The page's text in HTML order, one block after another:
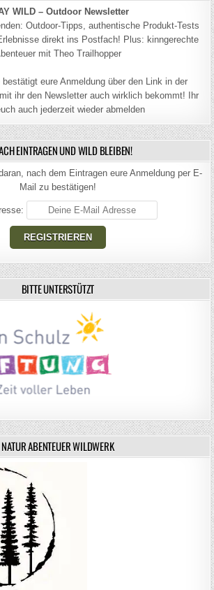
WILD – Outdoor Newsletter
Outdoor-Tipps, authentische Produkt-Tests
direkt ins Postfach! Plus: kinngerechte
mit Theo Trailhopper
bestätigt eure Anmeldung über den Link in der
ihr den Newsletter auch wirklich bekommt! Ihr
auch jederzeit wieder abmelden
EINTRAGEN UND WILD BLEIBEN!
nach dem Eintragen eure Anmeldung per E-
Mail zu bestätigen!
BITTE UNTERSTÜTZT
NATUR ABENTEUER WILDWERK